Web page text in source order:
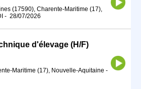
(17590), Charente-Maritime (17),
- 28/07/2026
d'élevage (H/F)
Maritime (17), Nouvelle-Aquitaine -